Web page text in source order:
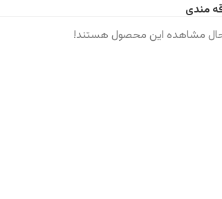
مندی
حال مشاهده این محصول هستند!